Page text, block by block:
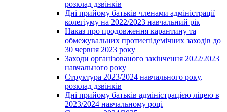
розклад дзвінків
Дні прийому батьків членами адміністрації
колегіуму на 2022/2023 навчальний рік
Наказ про продовження карантину та
обмежувальних протиепідемічних заходів до
30 червня 2023 року
Заходи організованого закінчення 2022/2023
навчального року
Структура 2023/2024 навчального року,
розклад дзвінків
Дні прийому батьків адміністрацією ліцею в
2023/2024 навчальному році